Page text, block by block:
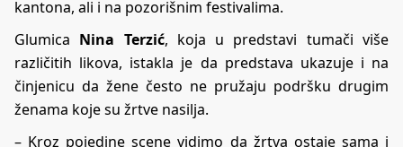
kantona, ali i na pozorišnim festivalima.
Glumica Nina Terzić, koja u predstavi tumači više
različitih likova, istakla je da predstava ukazuje i na
činjenicu da žene često ne pružaju podršku drugim
ženama koje su žrtve nasilja.
– Kroz pojedine scene vidimo da žrtva ostaje sama i